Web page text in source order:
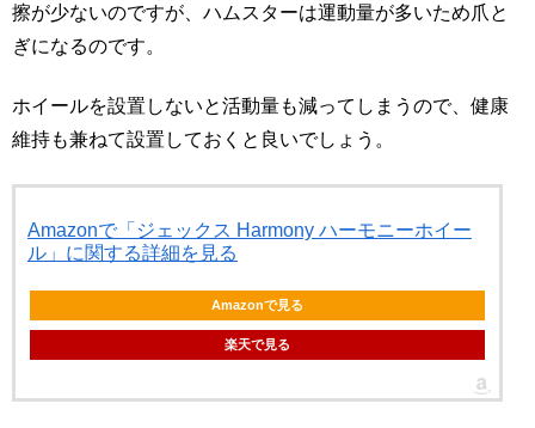
擦が少ないのですが、ハムスターは運動量が多いため爪と
ぎになるのです。
ホイールを設置しないと活動量も減ってしまうので、健康
維持も兼ねて設置しておくと良いでしょう。
Amazonで「ジェックス Harmony ハーモニーホイー
ル」に関する詳細を見る
Amazonで見る
楽天で見る